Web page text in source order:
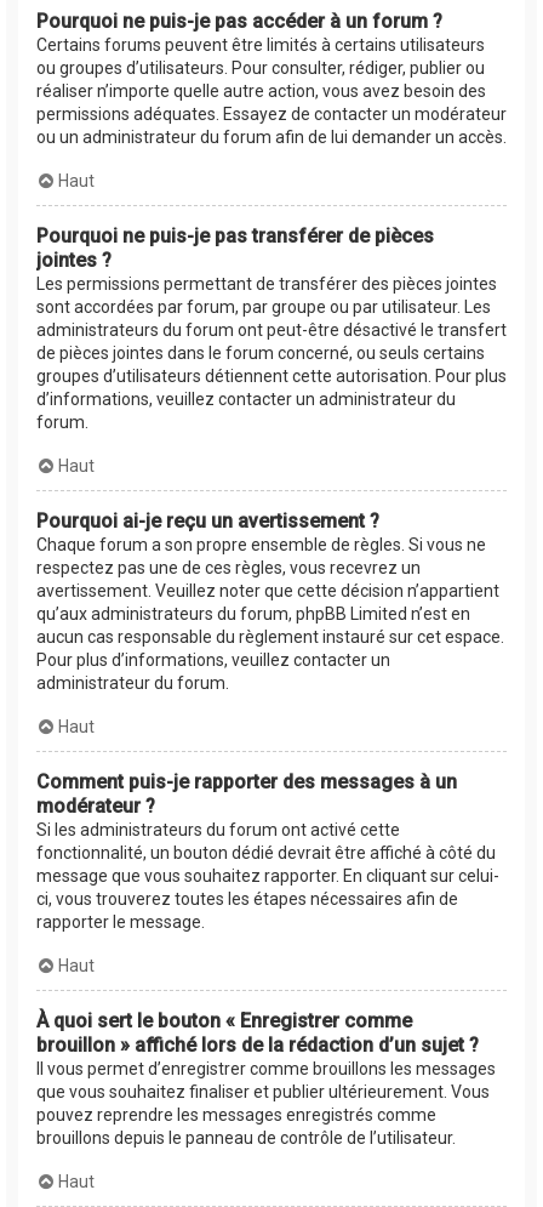
Pourquoi ne puis-je pas accéder à un forum ?
Certains forums peuvent être limités à certains utilisateurs
ou groupes d’utilisateurs. Pour consulter, rédiger, publier ou
réaliser n’importe quelle autre action, vous avez besoin des
permissions adéquates. Essayez de contacter un modérateur
ou un administrateur du forum afin de lui demander un accès.
Haut
Pourquoi ne puis-je pas transférer de pièces
jointes ?
Les permissions permettant de transférer des pièces jointes
sont accordées par forum, par groupe ou par utilisateur. Les
administrateurs du forum ont peut-être désactivé le transfert
de pièces jointes dans le forum concerné, ou seuls certains
groupes d’utilisateurs détiennent cette autorisation. Pour plus
d’informations, veuillez contacter un administrateur du
forum.
Haut
Pourquoi ai-je reçu un avertissement ?
Chaque forum a son propre ensemble de règles. Si vous ne
respectez pas une de ces règles, vous recevrez un
avertissement. Veuillez noter que cette décision n’appartient
qu’aux administrateurs du forum, phpBB Limited n’est en
aucun cas responsable du règlement instauré sur cet espace.
Pour plus d’informations, veuillez contacter un
administrateur du forum.
Haut
Comment puis-je rapporter des messages à un
modérateur ?
Si les administrateurs du forum ont activé cette
fonctionnalité, un bouton dédié devrait être affiché à côté du
message que vous souhaitez rapporter. En cliquant sur celui-
ci, vous trouverez toutes les étapes nécessaires afin de
rapporter le message.
Haut
À quoi sert le bouton « Enregistrer comme
brouillon » affiché lors de la rédaction d’un sujet ?
Il vous permet d’enregistrer comme brouillons les messages
que vous souhaitez finaliser et publier ultérieurement. Vous
pouvez reprendre les messages enregistrés comme
brouillons depuis le panneau de contrôle de l’utilisateur.
Haut